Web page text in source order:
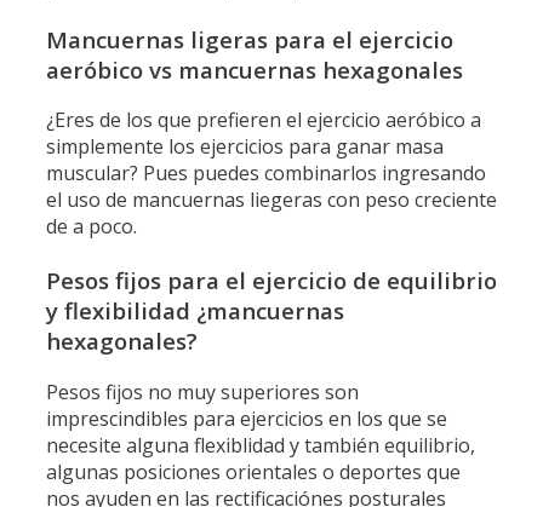
Mancuernas ligeras para el ejercicio
aeróbico vs mancuernas hexagonales
¿Eres de los que prefieren el ejercicio aeróbico a
simplemente los ejercicios para ganar masa
muscular? Pues puedes combinarlos ingresando
el uso de mancuernas liegeras con peso creciente
de a poco.
Pesos fijos para el ejercicio de equilibrio
y flexibilidad ¿mancuernas
hexagonales?
Pesos fijos no muy superiores son
imprescindibles para ejercicios en los que se
necesite alguna flexiblidad y también equilibrio,
algunas posiciones orientales o deportes que
nos ayuden en las rectificaciónes posturales